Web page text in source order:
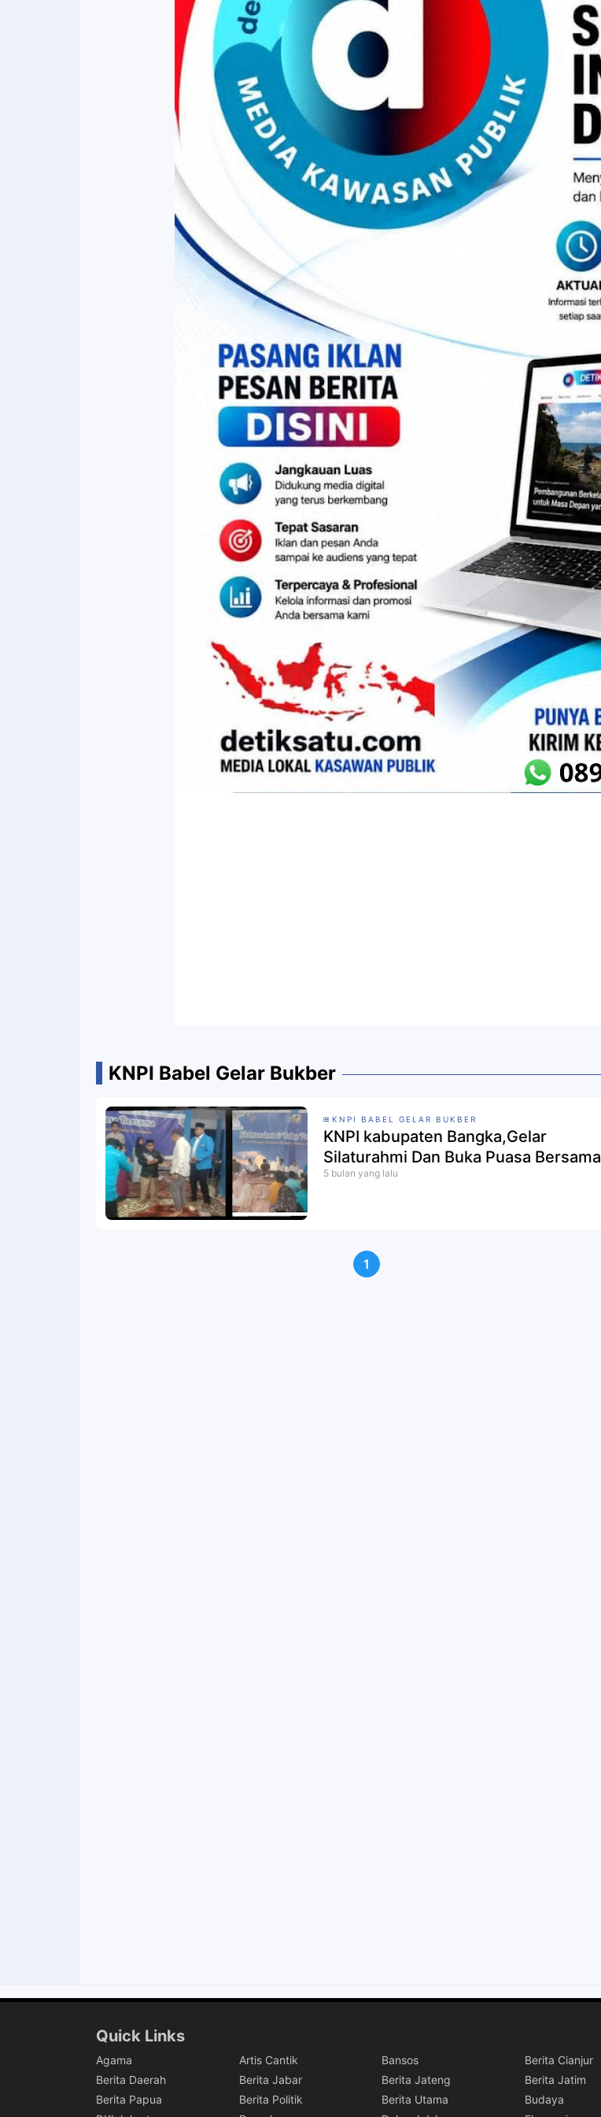
KNPI Babel Gelar Bukber
KNPI BABEL GELAR BUKBER
KNPI kabupaten Bangka,Gelar
Silaturahmi Dan Buka Puasa Bersama
5 bulan yang lalu
1
Quick Links
Agama Artis Cantik Bansos
Berita Cianjur
Berita Daerah
Berita Jabar Berita Jateng
Berita Jatim
Berita Papua
Berita Politik Berita Utama
Budaya